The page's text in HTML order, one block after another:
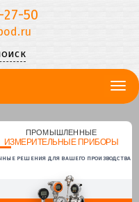
50
ПРОМЫШЛЕННЫЕ
ИЗМЕРИТЕЛЬНЫЕ ПРИБОРЫ
РЕШЕНИЯ ДЛЯ ВАШЕГО ПРОИЗВОДСТВА